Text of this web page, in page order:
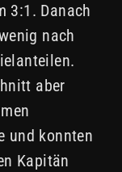
3:1. Danach
nach
aber
und konnten
Kapitän